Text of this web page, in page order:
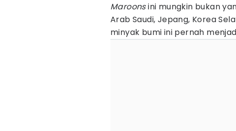
Maroonsini mungkin bukan
Arab Saudi, Jepang, Korea
minyak bumi ini pernah